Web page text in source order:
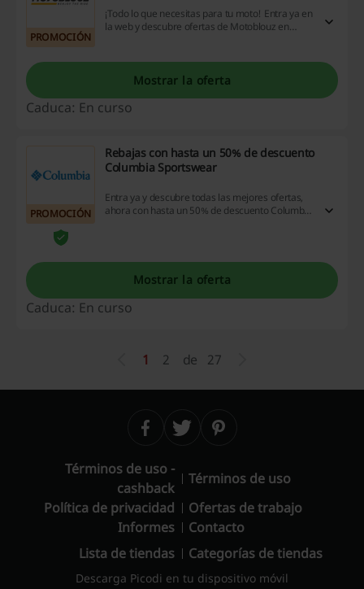
PROMOCIÓN
¡Todo lo que necesitas para tu moto! Entra ya en
la web y descubre ofertas de Motoblouz en
seleccionados. ¡Haz clic!
Mostrar la oferta
Caduca: En curso
PROMOCIÓN
Rebajas con hasta un 50% de descuento
Columbia Sportswear
Entra ya y descubre todas las mejores ofertas,
ahora con hasta un 50% de descuento Columbia
Mostrar la oferta
Caduca: En curso
1 2 de 27
Términos de uso -
cashback
Términos de uso
Política de privacidad
Ofertas de trabajo
Informes
Contacto
Lista de tiendas
Categorías de tiendas
Descarga Picodi en tu dispositivo móvil